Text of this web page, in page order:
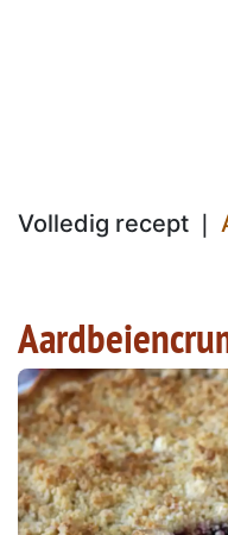
Volledig recept ❘